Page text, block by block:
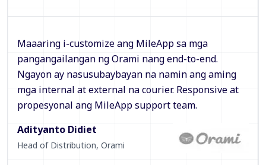
Maaaring i-customize ang MileApp sa mga
pangangailangan ng Orami nang end-to-end.
Ngayon ay nasusubaybayan na namin ang aming
mga internal at external na courier. Responsive at
propesyonal ang MileApp support team.
Adityanto Didiet
Head of Distribution, Orami